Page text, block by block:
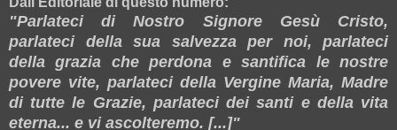
"Parlateci di Nostro Signore Gesù Cristo,
parlateci della sua salvezza per noi, parlateci
della grazia che perdona e santifica le nostre
povere vite, parlateci della Vergine Maria, Madre
di tutte le Grazie, parlateci dei santi e della vita
eterna... e vi ascolteremo. [...]"